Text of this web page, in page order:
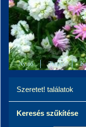
Nyitó Tagok
Szeretet! találatok
Keresés szűkítése